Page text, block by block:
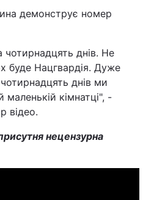
демонструє номер
днів. Не
буде Нацгвардія. Дуже
днів ми
кімнатці", -
відео.
нецензурна